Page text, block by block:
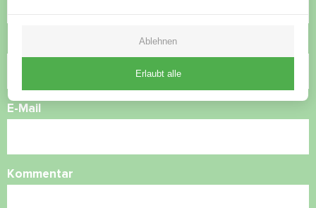
E-Mail
Kommentar
Ablehnen
Erlaubt alle